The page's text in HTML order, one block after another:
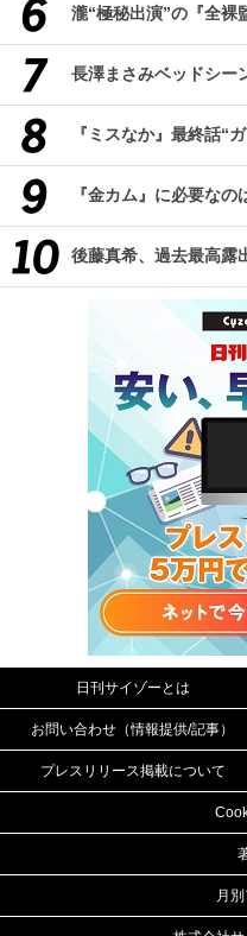
瀧“極秘出演”の『全裸
長澤まさみベッドシー
『ミスなか』最終話“
『金カム』に必要なの
後藤真希、過去最高露
日刊サイゾーとは
お問い合わせ（情報提供/記事）
プレスリリース掲載について
月